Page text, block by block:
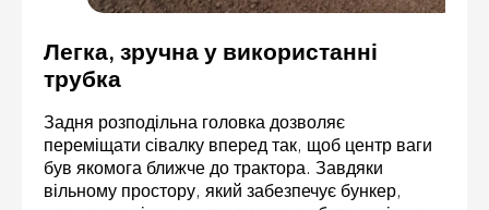
Легка, зручна у використанні
трубка
Задня розподільна головка дозволяє
переміщати сівалку вперед так, щоб центр ваги
був якомога ближче до трактора. Завдяки
вільному простору, який забезпечує бункер,